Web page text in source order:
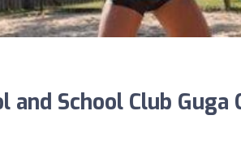
and School Club Guga